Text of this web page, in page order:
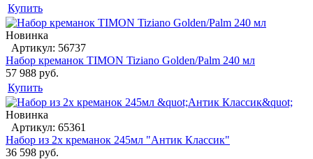
Купить
Новинка
Артикул: 56737
Набор креманок TIMON Tiziano Golden/Palm 240 мл
57 988 руб.
Купить
Новинка
Артикул: 65361
Набор из 2х креманок 245мл "Антик Классик"
36 598 руб.